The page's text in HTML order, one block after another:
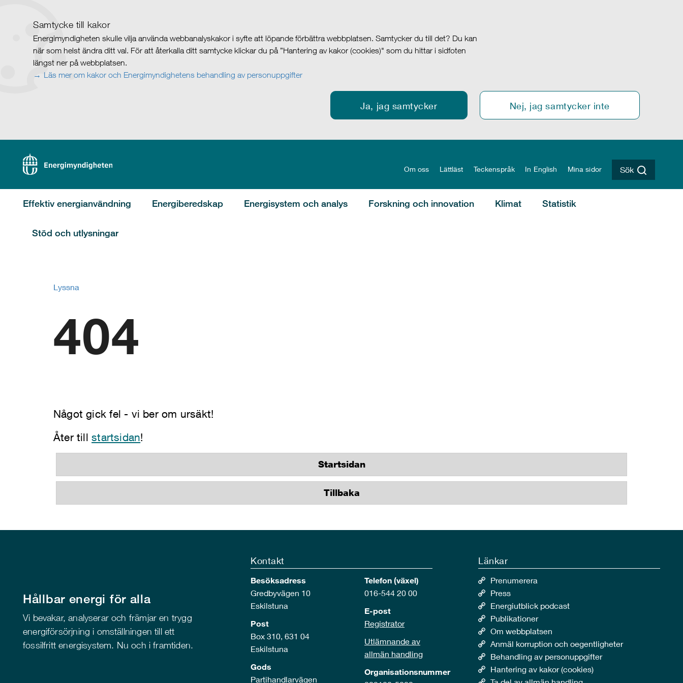
Samtycke till kakor
Energimyndigheten skulle vilja använda webbanalyskakor i syfte att löpande förbättra webbplatsen. Samtycker du till det? Du kan
när som helst ändra ditt val. För att återkalla ditt samtycke klickar du på ”Hantering av kakor (cookies)" som du hittar i sidfoten
längst ner på webbplatsen.
Läs mer om kakor och Energimyndighetens behandling av personuppgifter
Ja, jag samtycker Nej, jag samtycker inte
Om oss Lättläst Teckenspråk In English Mina sidor Sök
Effektiv energianvändning Energiberedskap Energisystem och analys Forskning och innovation Klimat Statistik
Stöd och utlysningar
Lyssna
404
Något gick fel - vi ber om ursäkt!
Åter tillstartsidan!
Startsidan
Tillbaka
Hållbar energi för alla
Vi bevakar, analyserar och främjar en trygg
energiförsörjning i omställningen till ett
fossilfritt energisystem. Nu och i framtiden.
Kontakt
Besöksadress
Gredbyvägen 10
Eskilstuna
Post
Box 310, 631 04
Eskilstuna
Gods
Partihandlarvägen
Telefon (växel)
016-544 20 00
E-post
Registrator
Utlämnande av
allmän handling
Organisationsnummer
Länkar
Prenumerera
Press
Energiutblick podcast
Publikationer
Om webbplatsen
Anmäl korruption och oegentligheter
Behandling av personuppgifter
Hantering av kakor (cookies)